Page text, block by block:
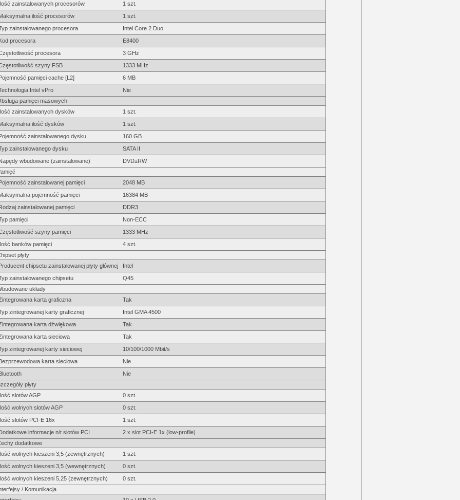
zainstalowanych procesorów
1 szt.
ilość procesorów
1 szt.
zainstalowanego procesora
Intel Core 2 Duo
procesora
E8400
procesora
3 GHz
szyny FSB
1333 MHz
pamięci cache [L2]
6 MB
Intel vPro
Nie
pamięci masowych
zainstalowanych dysków
1 szt.
ilość dysków
1 szt.
zainstalowanego dysku
160 GB
zainstalowanego dysku
SATA II
wbudowane (zainstalowane)
DVD±RW
zainstalowanej pamięci
2048 MB
pojemność pamięci
16384 MB
zainstalowanej pamięci
DDR3
pamięci
Non-ECC
szyny pamięci
1333 MHz
banków pamięci
4 szt.
płyty
chipsetu zainstalowanej płyty głównej
Intel
zainstalowanego chipsetu
Q45
układy
karta graficzna
Tak
zintegrowanej karty graficznej
Intel GMA 4500
karta dźwiękowa
Tak
karta sieciowa
Tak
zintegrowanej karty sieciowej
10/100/1000 Mbit/s
karta sieciowa
Nie
Nie
płyty
slotów AGP
0 szt.
wolnych slotów AGP
0 szt.
slotów PCI-E 16x
1 szt.
informacje n/t slotów PCI
2 x slot PCI-E 1x (low-profile)
dodatkowe
wolnych kieszeni 3,5 (zewnętrznych)
1 szt.
wolnych kieszeni 3,5 (wewnętrznych)
0 szt.
wolnych kieszeni 5,25 (zewnętrznych)
0 szt.
/ Komunikacja